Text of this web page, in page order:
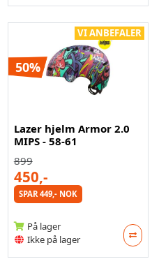
VI ANBEFALER
50%
Lazer hjelm Armor 2.0
MIPS - 58-61
899
450,-
SPAR 449,- NOK
På lager
Ikke på lager